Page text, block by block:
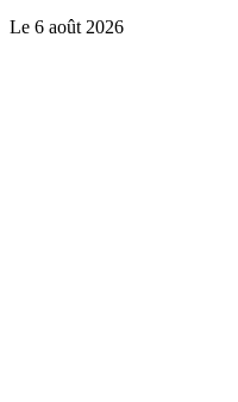
Le 6 août 2026